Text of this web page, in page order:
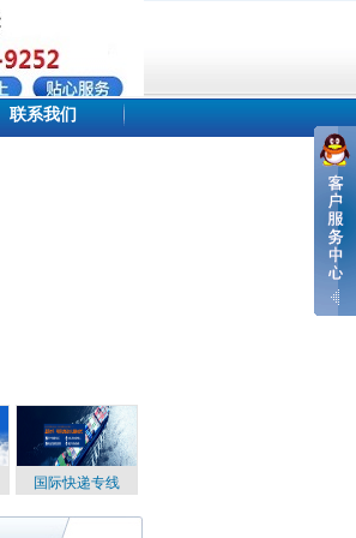
联系我们
国际快递专线